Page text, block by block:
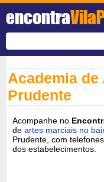
encontra
Academia
Prudente
Acompanhe no
deartes marciais no
Prudente, com
dos estabelecimentos.